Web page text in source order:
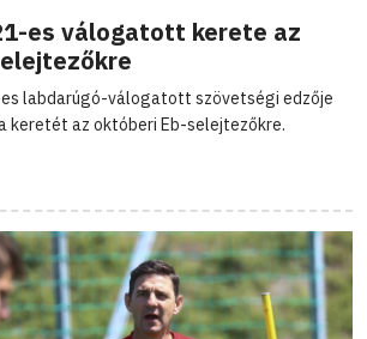
es válogatott kerete az
labdarúgó-válogatott szövetségi edzője
keretét az októberi Eb-selejtezőkre.